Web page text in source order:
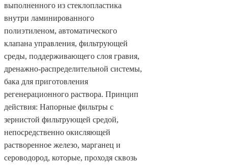
выполненного из стеклопластика
внутри ламинированного
полиэтиленом, автоматического
клапана управления, фильтрующей
среды, поддерживающего слоя гравия,
дренажно-распределительной системы,
бака для приготовления
регенерационного раствора. Принцип
действия: Напорные фильтры с
зернистой фильтрующей средой,
непосредственно окисляющей
растворенное железо, марганец и
сероводород, которые, проходя сквозь